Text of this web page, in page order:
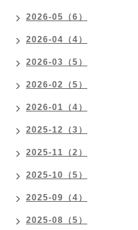
2026-05（6）
2026-04（4）
2026-03（5）
2026-02（5）
2026-01（4）
2025-12（3）
2025-11（2）
2025-10（5）
2025-09（4）
2025-08（5）